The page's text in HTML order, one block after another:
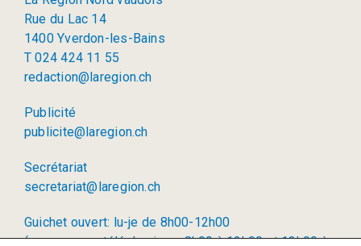
Rue du Lac 14
1400 Yverdon-les-Bains
T 024 424 11 55
redaction@laregion.ch
Publicité
publicite@laregion.ch
Secrétariat
secretariat@laregion.ch
Guichet ouvert: lu-je de 8h00-12h00
(permanence téléphonique: 8h00 à 12h00 et 13h00 à